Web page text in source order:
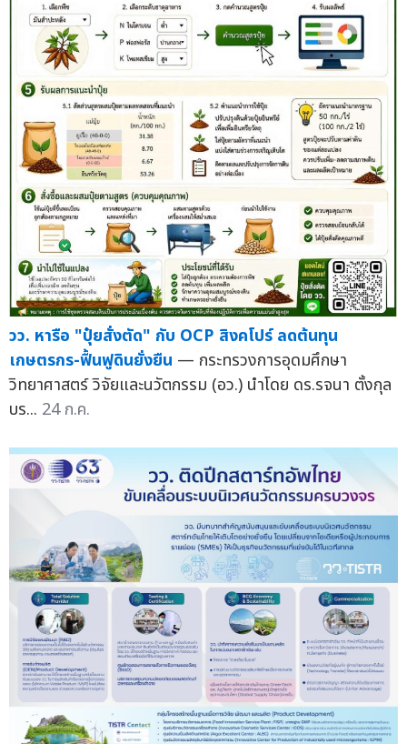
วว. หารือ "ปุ๋ยสั่งตัด" กับ OCP สิงคโปร์ ลดต้นทุน
เกษตรกร-ฟื้นฟูดินยั่งยืน — กระทรวงการอุดมศึกษา
วิทยาศาสตร์ วิจัยและนวัตกรรม (อว.) นำโดย ดร.รจนา ตั้งกุล
บร... 24 ก.ค.